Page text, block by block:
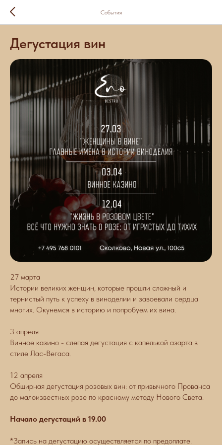
События
Дегустация вин
27 марта
Истории великих женщин, которые прошли сложный и
тернистый путь к успеху в виноделии и завоевали сердца
многих. Окунемся в историю и попробуем их вина.
3 апреля
Винное казино - слепая дегустация с капелькой азарта в
стиле Лас-Вегаса.
12 апреля
Обширная дегустация розовых вин: от привычного Прованса
до малоизвестных розе по красному методу Нового Света.
Начало дегустаций в 19.00
*Запись на дегустацию осуществляется по предоплате.